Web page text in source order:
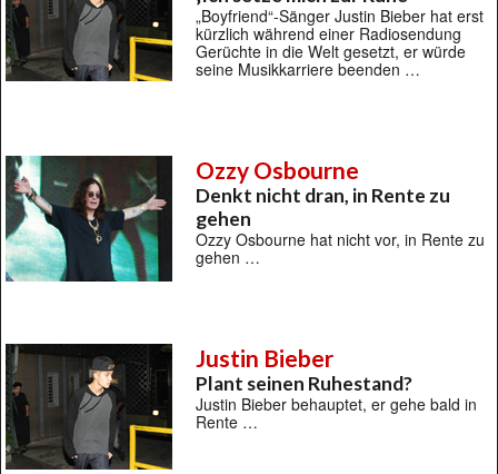
„Boyfriend“-Sänger Justin Bieber hat erst
kürzlich während einer Radiosendung
Gerüchte in die Welt gesetzt, er würde
seine Musikkarriere beenden …
Ozzy Osbourne
Denkt nicht dran, in Rente zu
gehen
Ozzy Osbourne hat nicht vor, in Rente zu
gehen …
Justin Bieber
Plant seinen Ruhestand?
Justin Bieber behauptet, er gehe bald in
Rente …